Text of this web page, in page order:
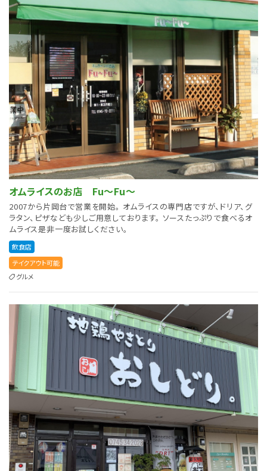
オムライスのお店 Fu〜Fu〜
2007から片岡台で営業を開始。 オムライスの専門店ですが、ドリア、グ
ラタン、ピザなども少しご用意しております。 ソースたっぷりで食べるオ
ムライス是非一度お試しください。
飲食店
テイクアウト可能
グルメ